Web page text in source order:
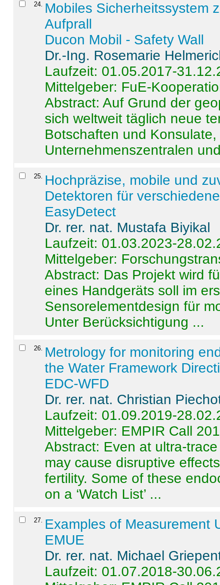
24. Mobiles Sicherheitssystem
Aufprall
Ducon Mobil - Safety Wall
Dr.-Ing. Rosemarie
Laufzeit: 01.05.2017-
Mittelgeber: FuE-
Abstract:Auf Grund der
sich weltweit täglich neue
Botschaften und
Unternehmenszentralen
25. Hochpräzise, mobile und
Detektoren für
EasyDetect
Dr. rer. nat. Mustafa Biyikal
Laufzeit: 01.03.2023-
Mittelgeber:
Abstract: Das Projekt wird
eines Handgeräts soll im
Sensorelementdesign für
Unter Berücksichtigung ...
26. Metrology for monitoring
the Water Framework
EDC-WFD
Dr. rer. nat. Christian
Laufzeit: 01.09.2019-
Mittelgeber: EMPIR Call
Abstract: Even at ultra-
may cause disruptive
fertility. Some of these
on a ‘Watch List’ ...
27. Examples of Measurement
EMUE
Dr. rer. nat. Michael
Laufzeit: 01.07.2018-